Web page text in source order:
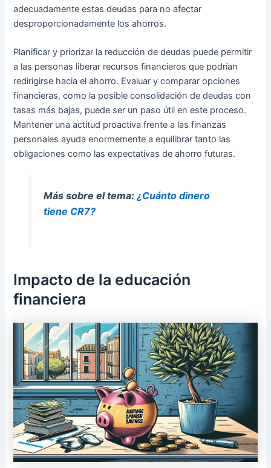
adecuadamente estas deudas para no afectar
desproporcionadamente los ahorros.
Planificar y priorizar la reducción de deudas puede permitir
a las personas liberar recursos financieros que podrían
redirigirse hacia el ahorro. Evaluar y comparar opciones
financieras, como la posible consolidación de deudas con
tasas más bajas, puede ser un paso útil en este proceso.
Mantener una actitud proactiva frente a las finanzas
personales ayuda enormemente a equilibrar tanto las
obligaciones como las expectativas de ahorro futuras.
Más sobre el tema: ¿Cuánto dinero
tiene CR7?
Impacto de la educación
financiera